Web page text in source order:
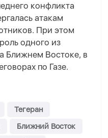
конфликта
атакам
При этом
одного из
Ближнем Востоке, в
по Газе.
Тегеран
Ближний Восток